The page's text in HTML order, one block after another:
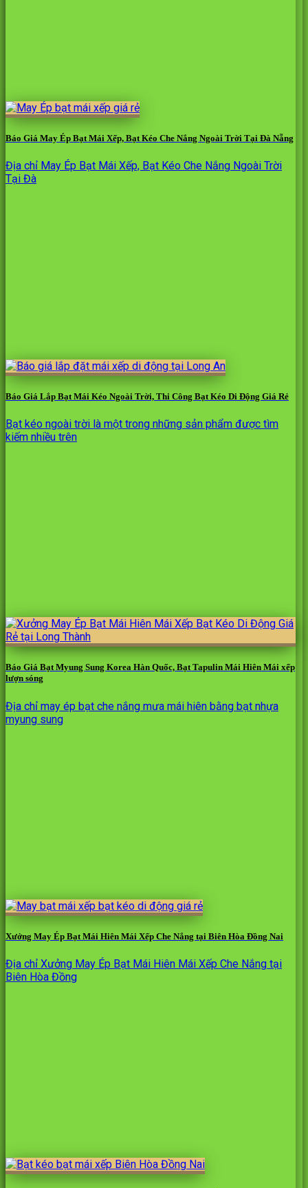
Báo Giá May Ép Bạt Mái Xếp, Bạt Kéo Che Nắng Ngoài Trời Tại Đà Nẵng
Địa chỉ May Ép Bạt Mái Xếp, Bạt Kéo Che Nắng Ngoài Trời
Tại Đà
Báo Giá Lắp Bạt Mái Kéo Ngoài Trời, Thi Công Bạt Kéo Di Động Giá Rẻ
Bạt kéo ngoài trời là một trong những sản phẩm được tìm
kiếm nhiều trên
Báo Giá Bạt Myung Sung Korea Hàn Quốc, Bạt Tapulin Mái Hiên Mái xếp
lượn sóng
Địa chỉ may ép bạt che nắng mưa mái hiên bằng bạt nhựa
myung sung
Xưởng May Ép Bạt Mái Hiên Mái Xếp Che Nắng tại Biên Hòa Đồng Nai
Địa chỉ Xưởng May Ép Bạt Mái Hiên Mái Xếp Che Nắng tại
Biên Hòa Đồng